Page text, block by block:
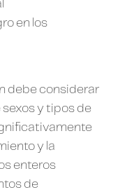
en los
debe considerar
y tipos de
y la
enteros
de